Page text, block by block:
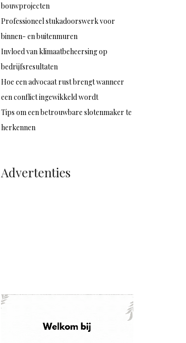
bouwprojecten
Professioneel stukadoorswerk voor
binnen- en buitenmuren
Invloed van klimaatbeheersing op
bedrijfsresultaten
Hoe een advocaat rust brengt wanneer
een conflict ingewikkeld wordt
Tips om een betrouwbare slotenmaker te
herkennen
Advertenties